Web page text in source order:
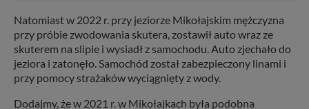
Natomiast w 2022 r. przy jeziorze Mikołajskim mężczyzna
przy próbie zwodowania skutera, zostawił auto wraz ze
skuterem na slipie i wysiadł z samochodu. Auto zjechało do
jeziora i zatonęło. Samochód został zabezpieczony linami i
przy pomocy strażaków wyciągnięty z wody.
Dodajmy, że w 2021 r. w Mikołajkach była podobna